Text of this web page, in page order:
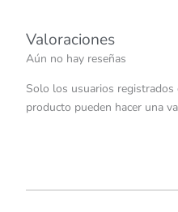
Valoraciones
Aún no hay reseñas
Solo los usuarios registrados
producto pueden hacer una